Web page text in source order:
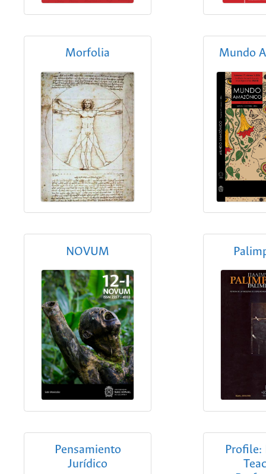
Morfolia Mundo
NOVUM
Pensamiento
Jurídico
Profile: